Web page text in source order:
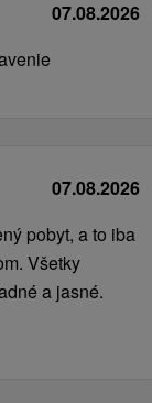
07.08.2026
07.08.2026
pobyt, a to iba
Všetky
a jasné.